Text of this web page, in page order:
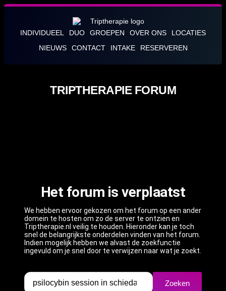
INDIVIDUEEL DUO GROEPEN OVER ONS
LOCATIES
NIEUWS
CONTACT INTAKE RESERVEREN
TRIPTHERAPIE FORUM
Het forum is verplaatst
We hebben ervoor gekozen om het forum op een ander
domein te hosten om zo de server te ontzien en
Triptherapie.nl veilig te houden. Hieronder kan je toch
snel de belangrijkste onderdelen vinden van het forum.
Indien mogelijk hebben we alvast de zoekfunctie
ingevuld om je snel door te verwijzen naar wat je zoekt.
Zoeken